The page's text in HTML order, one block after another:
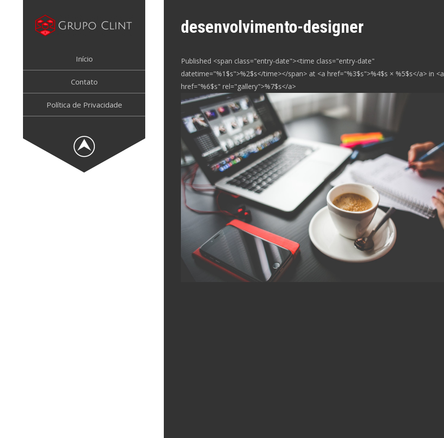
Início
Contato
Política de Privacidade
desenvolvimento-designer
Published <span class="entry-date"><time class="entry-date"
datetime="%1$s">%2$s</time></span> at <a href="%3$s">%4$s × %5$s</a> in <a
href="%6$s" rel="gallery">%7$s</a>